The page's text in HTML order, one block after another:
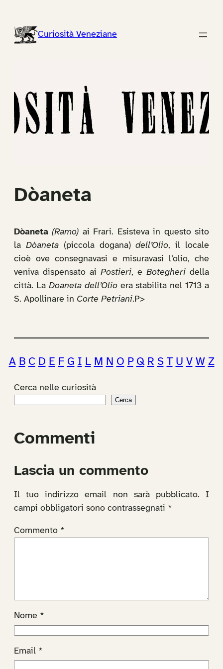
contenutoCuriosità Veneziane
Dòaneta
Dòaneta (Ramo) ai Frari. Esisteva in questo sito
la Dòaneta(piccola dogana)dell’Olio, il locale
cioè ove consegnavasi e misuravasi l’olio, che
veniva dispensato ai Postieri, e Botegheri della
città. La Doaneta dell’Olioera stabilita nel 1713 a
S. Apollinare in Corte Petriani.P>
A B C D E F G I L M N O P Q R S T U V W Z
Cerca nelle curiosità
Cerca
Commenti
Lascia un commento
Il tuo indirizzo email non sarà pubblicato.
I
campi obbligatori sono contrassegnati *
Commento *
Nome *
Email *